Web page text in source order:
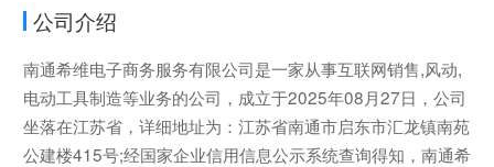
公司介绍
南通希维电子商务服务有限公司是一家从事互联网销售,风动,
电动工具制造等业务的公司，成立于2025年08月27日，公司
坐落在江苏省，详细地址为：江苏省南通市启东市汇龙镇南苑
公建楼415号;经国家企业信用信息公示系统查询得知，南通希